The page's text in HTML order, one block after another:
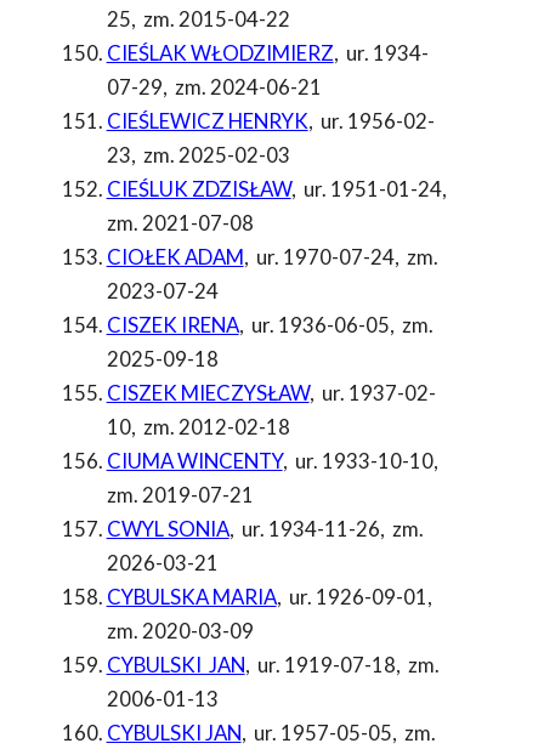
25, zm. 2015-04-22
CIEŚLAK WŁODZIMIERZ, ur. 1934-
07-29, zm. 2024-06-21
CIEŚLEWICZ HENRYK, ur. 1956-02-
23, zm. 2025-02-03
CIEŚLUK ZDZISŁAW, ur. 1951-01-24,
zm. 2021-07-08
CIOŁEK ADAM, ur. 1970-07-24, zm.
2023-07-24
CISZEK IRENA, ur. 1936-06-05, zm.
2025-09-18
CISZEK MIECZYSŁAW, ur. 1937-02-
10, zm. 2012-02-18
CIUMA WINCENTY, ur. 1933-10-10,
zm. 2019-07-21
CWYL SONIA, ur. 1934-11-26, zm.
2026-03-21
CYBULSKA MARIA, ur. 1926-09-01,
zm. 2020-03-09
CYBULSKI JAN, ur. 1919-07-18, zm.
2006-01-13
CYBULSKI JAN, ur. 1957-05-05, zm.